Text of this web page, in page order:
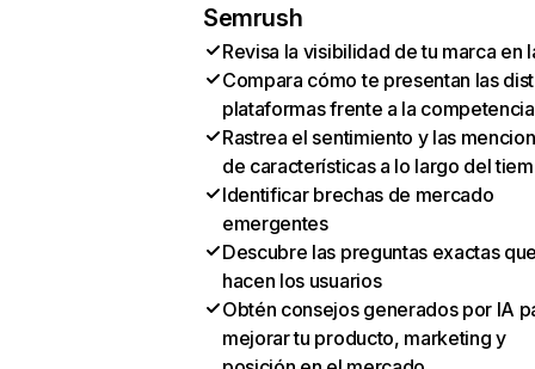
Semrush
Revisa la visibilidad de tu marca en
Compara cómo te presentan las
plataformas frente a la competencia
Rastrea el sentimiento y las
de características a lo largo del
Identificar brechas de mercado
emergentes
Descubre las preguntas exactas
hacen los usuarios
Obtén consejos generados por IA
mejorar tu producto, marketing y